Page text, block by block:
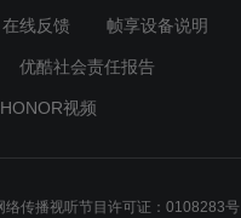
在线反馈 帧享设备说明
优酷社会责任报告
HONOR视频
络传播视听节目许可证：0108283号